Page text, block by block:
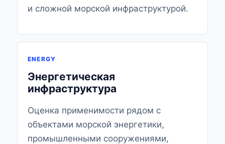
и сложной морской инфраструктурой.
ENERGY
Энергетическая
инфраструктура
Оценка применимости рядом с
объектами морской энергетики,
промышленными сооружениями,